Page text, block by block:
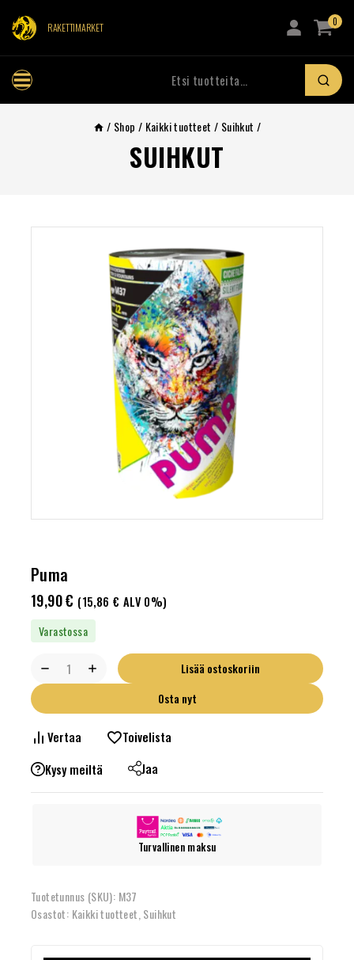
RAKETTIMARKET 0
/ Shop / Kaikki tuotteet / Suihkut /
SUIHKUT
Puma
19,90€ (15,86€ ALV 0%)
Varastossa
Lisää ostoskoriin
Osta nyt
Vertaa
Toivelista
Kysy meiltä
Jaa
Turvallinen maksu
Tuotetunnus (SKU): M37
Osastot: Kaikki tuotteet,Suihkut